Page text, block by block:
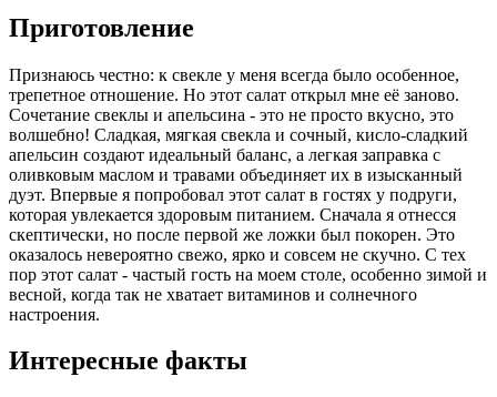
Приготовление
Признаюсь честно: к свекле у меня всегда было особенное,
трепетное отношение. Но этот салат открыл мне её заново.
Сочетание свеклы и апельсина - это не просто вкусно, это
волшебно! Сладкая, мягкая свекла и сочный, кисло-сладкий
апельсин создают идеальный баланс, а легкая заправка с
оливковым маслом и травами объединяет их в изысканный
дуэт. Впервые я попробовал этот салат в гостях у подруги,
которая увлекается здоровым питанием. Сначала я отнесся
скептически, но после первой же ложки был покорен. Это
оказалось невероятно свежо, ярко и совсем не скучно. С тех
пор этот салат - частый гость на моем столе, особенно зимой и
весной, когда так не хватает витаминов и солнечного
настроения.
Интересные факты